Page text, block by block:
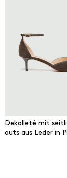
Dekolleté mit
outs aus Leder in